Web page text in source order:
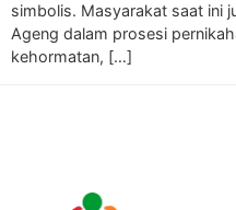
simbolis. Masyarakat saat ini
Ageng dalam prosesi
kehormatan, […]